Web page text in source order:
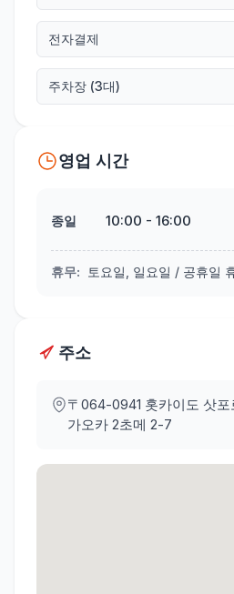
전자결제
주차장 (3대)
영업 시간
종일 10:00 - 16:00
휴무: 토요일, 일요일 / 공휴일
주소
〒064-0941 홋카이도 삿
가오카 2초메 2-7